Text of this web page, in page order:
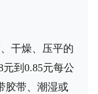
干燥、压平的
到0.85元每公
胶带、潮湿或